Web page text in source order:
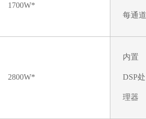
1700W*
每通道
2800W*
内置
DSP处
理器